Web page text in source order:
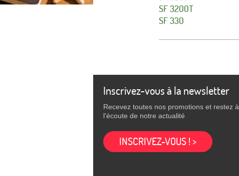
SF 3200T
SF 330
Inscrivez-vous à la newsletter
Recevez toutes nos promotions et restez à
l'écoute de notre actualité
INSCRIVEZ-VOUS ! >